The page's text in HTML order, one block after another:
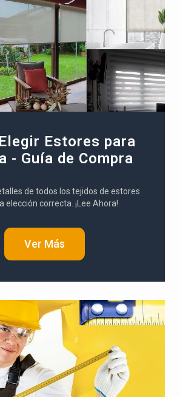
Estores para
- Guía de Compra
de todos los tejidos de estores
elección correcta. ¡Lee Ahora!
Ver Más